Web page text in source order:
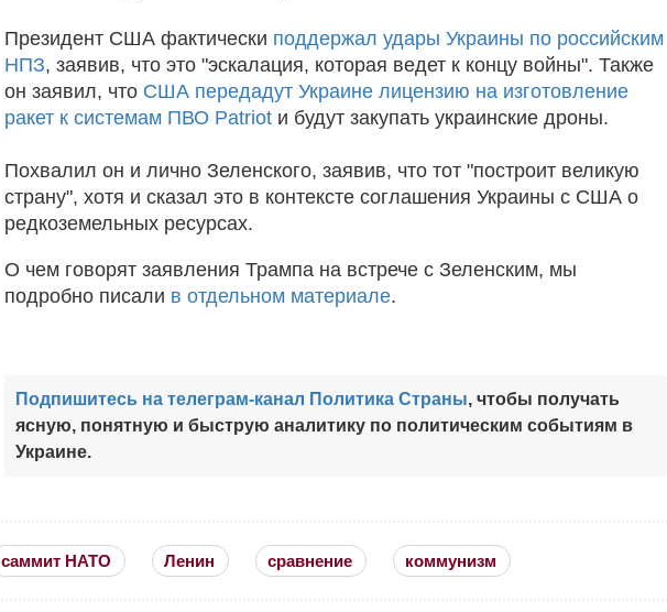
Президент США фактически поддержал удары Украины по российским
НПЗ, заявив, что это "эскалация, которая ведет к концу войны". Также
он заявил, что США передадут Украине лицензию на изготовление
ракет к системам ПВО Patriot и будут закупать украинские дроны.
Похвалил он и лично Зеленского, заявив, что тот "построит великую
страну", хотя и сказал это в контексте соглашения Украины с США о
редкоземельных ресурсах.
О чем говорят заявления Трампа на встрече с Зеленским, мы
подробно писали в отдельном материале.
Подпишитесь на телеграм-канал Политика Страны, чтобы получать
ясную, понятную и быструю аналитику по политическим событиям в
Украине.
саммит НАТО Ленин сравнение коммунизм